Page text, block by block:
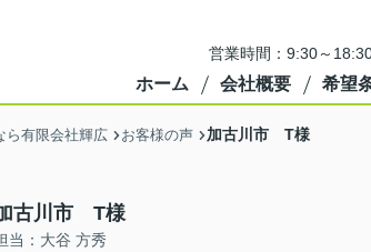
営業時間：9:30～
ホーム 会社概要 希望
ら有限会社輝広 お客様の声 加古川市 T様
古川市 T様
当：大谷 方秀